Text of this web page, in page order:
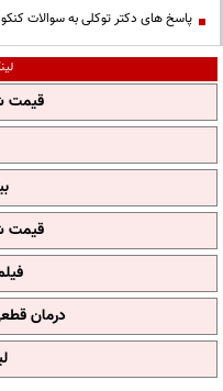
پاسخ های دکتر توکلی به سوالات
قیمت
قیمت
درمان